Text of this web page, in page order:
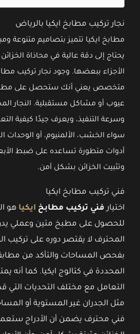
نجار تركيب مطابخ ايكيا بالرياض
مطابخ ايكيا تتميز بتصاميم متنوعة
يحتاج إلى دقة عالية في محاذاة
الأجزاء ببعضها. وجود نجار تركيب
متخصص يعني أنك ستحصل على
عيوب أو مشاكل مستقبلية. النجار
وسرعة التنفيذ، ويعرف جيدًا كيفية
سواء الخشب، الألمنيوم، أو
أدوات متطورة تساعده على ضبط
وتثبيت الخزائن بشكل آمن.
فني تركيب مطابخ ايكيا
اختيار فني تركيب مطابخ ايكيا هو
للحصول على مطبخ متين وعملي
المحترف لا يقتصر دوره على تركيب
بفحص المساحات والتأكد من
المحددة في كتالوج ايكيا. كما أنه
التعامل مع مختلف التحديات التي قد
مثل الجدران غير المستوية أو
فني محترف يضمن أن الأدراج